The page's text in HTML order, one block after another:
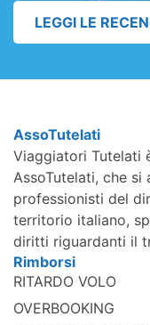
LEGGI LE
AssoTutelati
Viaggiatori Tutelati
AssoTutelati, che
professionisti del
territorio italiano,
diritti riguardanti il
Rimborsi
RITARDO VOLO
OVERBOOKING